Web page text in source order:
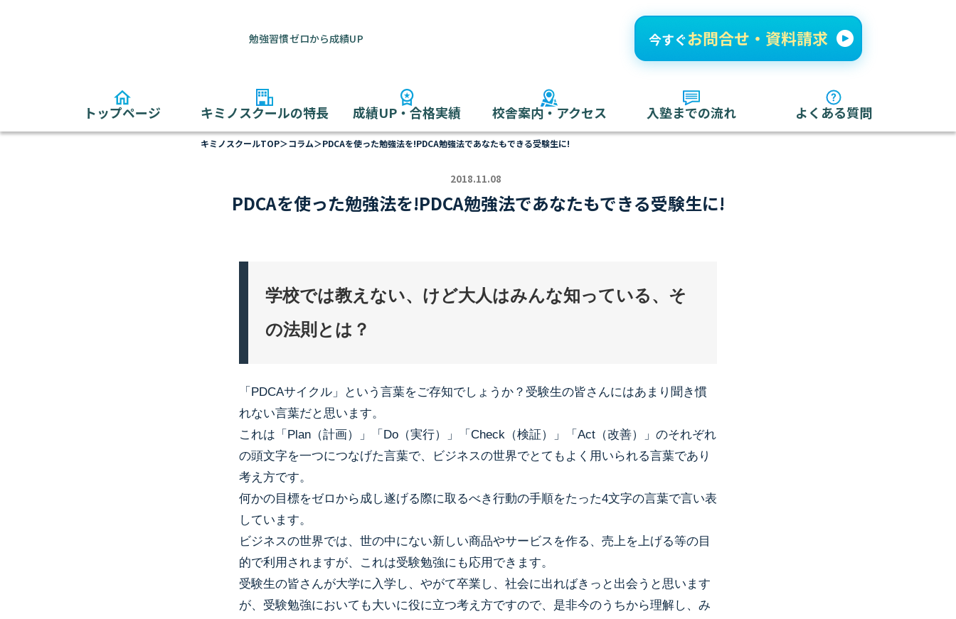
勉強習慣ゼロから成績UP
トップページ キミノスクールの特長 成績UP・合格実績 校舎案内・アクセス 入塾までの流れ よくある質問
キミノスクールTOP＞コラム＞PDCAを使った勉強法を!PDCA勉強法であなたもできる受験生に!
2018.11.08
PDCAを使った勉強法を!PDCA勉強法であなたもできる受験生に!
学校では教えない、けど大人はみんな知っている、そ
の法則とは？
「PDCAサイクル」という言葉をご存知でしょうか？受験生の皆さんにはあまり聞き慣
れない言葉だと思います。
これは「Plan（計画）」「Do（実行）」「Check（検証）」「Act（改善）」のそれぞれ
の頭文字を一つにつなげた言葉で、ビジネスの世界でとてもよく用いられる言葉であり
考え方です。
何かの目標をゼロから成し遂げる際に取るべき行動の手順をたった4文字の言葉で言い表
しています。
ビジネスの世界では、世の中にない新しい商品やサービスを作る、売上を上げる等の目
的で利用されますが、これは受験勉強にも応用できます。
受験生の皆さんが大学に入学し、やがて卒業し、社会に出ればきっと出会うと思います
が、受験勉強においても大いに役に立つ考え方ですので、是非今のうちから理解し、み